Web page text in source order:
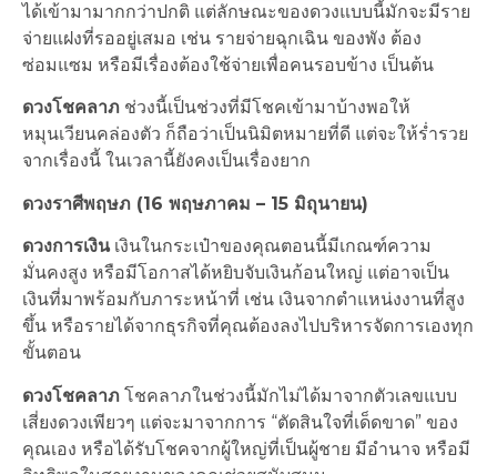
ได้เข้ามามากกว่าปกติ แต่ลักษณะของดวงแบบนี้มักจะมีราย
จ่ายแฝงที่รออยู่เสมอ เช่น รายจ่ายฉุกเฉิน ของพัง ต้อง
ซ่อมแซม หรือมีเรื่องต้องใช้จ่ายเพื่อคนรอบข้าง เป็นต้น
ดวงโชคลาภ ช่วงนี้เป็นช่วงที่มีโชคเข้ามาบ้างพอให้
หมุนเวียนคล่องตัว ก็ถือว่าเป็นนิมิตหมายที่ดี แต่จะให้ร่ำรวย
จากเรื่องนี้ ในเวลานี้ยังคงเป็นเรื่องยาก
ดวงราศีพฤษภ (16 พฤษภาคม – 15 มิถุนายน)
ดวงการเงินเงินในกระเป๋าของคุณตอนนี้มีเกณฑ์ความ
มั่นคงสูง หรือมีโอกาสได้หยิบจับเงินก้อนใหญ่ แต่อาจเป็น
เงินที่มาพร้อมกับภาระหน้าที่ เช่น เงินจากตำแหน่งงานที่สูง
ขึ้น หรือรายได้จากธุรกิจที่คุณต้องลงไปบริหารจัดการเองทุก
ขั้นตอน
ดวงโชคลาภ โชคลาภในช่วงนี้มักไม่ได้มาจากตัวเลขแบบ
เสี่ยงดวงเพียวๆ แต่จะมาจากการ “ตัดสินใจที่เด็ดขาด” ของ
คุณเอง หรือได้รับโชคจากผู้ใหญ่ที่เป็นผู้ชาย มีอำนาจ หรือมี